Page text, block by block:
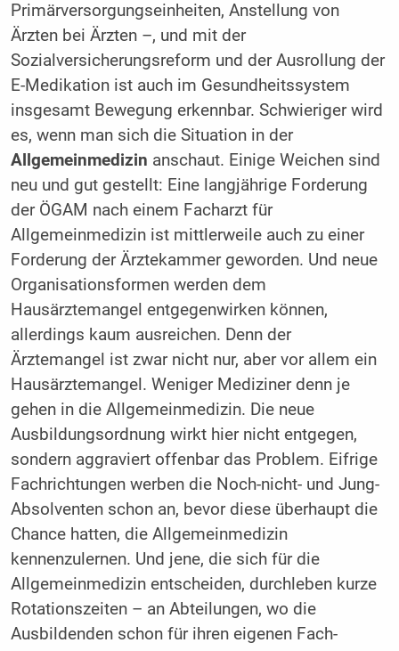
Primärversorgungseinheiten, Anstellung von
Ärzten bei Ärzten –, und mit der
Sozialversicherungsreform und der Ausrollung der
E-Medikation ist auch im Gesundheitssystem
insgesamt Bewegung erkennbar. Schwieriger wird
es, wenn man sich die Situation in der
Allgemeinmedizin anschaut. Einige Weichen sind
neu und gut gestellt: Eine langjährige Forderung
der ÖGAM nach einem Facharzt für
Allgemeinmedizin ist mittlerweile auch zu einer
Forderung der Ärztekammer geworden. Und neue
Organisationsformen werden dem
Hausärztemangel entgegenwirken können,
allerdings kaum ausreichen. Denn der
Ärztemangel ist zwar nicht nur, aber vor allem ein
Hausärztemangel. Weniger Mediziner denn je
gehen in die Allgemeinmedizin. Die neue
Ausbildungsordnung wirkt hier nicht entgegen,
sondern aggraviert offenbar das Problem. Eifrige
Fachrichtungen werben die Noch-nicht- und Jung-
Absolventen schon an, bevor diese überhaupt die
Chance hatten, die Allgemeinmedizin
kennenzulernen. Und jene, die sich für die
Allgemeinmedizin entscheiden, durchleben kurze
Rotationszeiten – an Abteilungen, wo die
Ausbildenden schon für ihren eigenen Fach-